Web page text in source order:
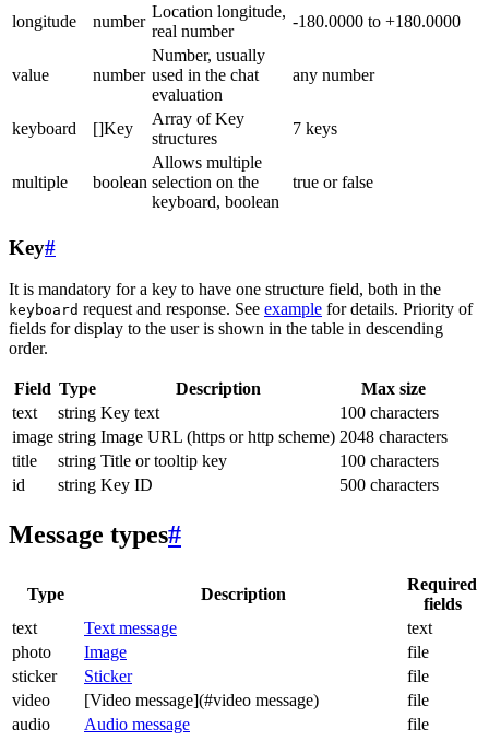
longitude
number
Location longitude,
real number
-180.0000 to +180.0000
value number
Number, usually
used in the chat
evaluation
any number
keyboard []Key
Array of Key
structures
7 keys
multiple boolean
Allows multiple
selection on the
keyboard, boolean
true or false
Key#
It is mandatory for a key to have one structure field, both in the
keyboard request and response. See example for details. Priority of
fields for display to the user is shown in the table in descending
order.
Field Type Description
Max size
text
string Key text
100 characters
image string Image URL (https or http scheme) 2048 characters
title
string Title or tooltip key
100 characters
id
string Key ID 500 characters
Message types#
Type Description
Required
fields
text
Text message
text
photo
Image
file
sticker
Sticker
file
video
[Video message](#video message)
file
audio
Audio message file